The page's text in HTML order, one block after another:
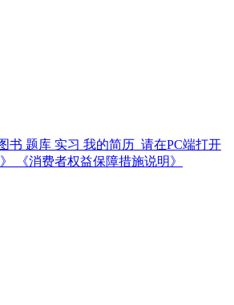
书 题库 实习 我的简历 请在PC端打开
《消费者权益保障措施说明》